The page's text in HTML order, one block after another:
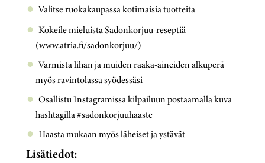
Valitse ruokakaupassa kotimaisia tuotteita
Kokeile mieluista Sadonkorjuu-reseptiä
(www.atria.fi/sadonkorjuu/)
Varmista lihan ja muiden raaka-aineiden alkuperä
myös ravintolassa syödessäsi
Osallistu Instagramissa kilpailuun postaamalla kuva
hashtagilla #sadonkorjuuhaaste
Haasta mukaan myös läheiset ja ystävät
Lisätiedot: